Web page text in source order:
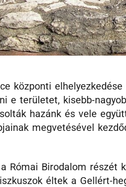
központi
e területet, kisebb-
hazánk és vele
megvetésével
Római Birodalom részét
éltek a Gellért-